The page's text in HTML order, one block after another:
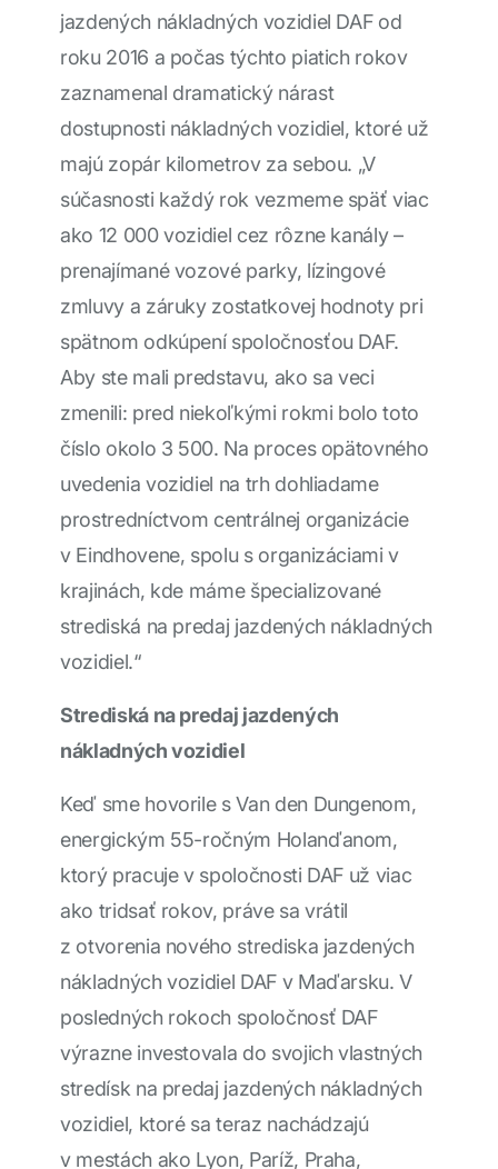
jazdených nákladných vozidiel DAF od
roku 2016 a počas týchto piatich rokov
zaznamenal dramatický nárast
dostupnosti nákladných vozidiel, ktoré už
majú zopár kilometrov za sebou. „V
súčasnosti každý rok vezmeme späť viac
ako 12 000 vozidiel cez rôzne kanály –
prenajímané vozové parky, lízingové
zmluvy a záruky zostatkovej hodnoty pri
spätnom odkúpení spoločnosťou DAF.
Aby ste mali predstavu, ako sa veci
zmenili: pred niekoľkými rokmi bolo toto
číslo okolo 3 500. Na proces opätovného
uvedenia vozidiel na trh dohliadame
prostredníctvom centrálnej organizácie
v Eindhovene, spolu s organizáciami v
krajinách, kde máme špecializované
strediská na predaj jazdených nákladných
vozidiel.“
Strediská na predaj jazdených
nákladných vozidiel
Keď sme hovorile s Van den Dungenom,
energickým 55-ročným Holanďanom,
ktorý pracuje v spoločnosti DAF už viac
ako tridsať rokov, práve sa vrátil
z otvorenia nového strediska jazdených
nákladných vozidiel DAF v Maďarsku. V
posledných rokoch spoločnosť DAF
výrazne investovala do svojich vlastných
stredísk na predaj jazdených nákladných
vozidiel, ktoré sa teraz nachádzajú
v mestách ako Lyon, Paríž, Praha,